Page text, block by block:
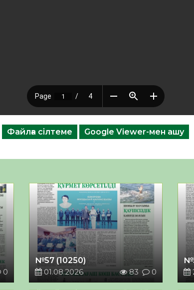
Файлға сілтеме Google Viewer-мен ашу
0
№57 (10250)
01.08.2026
83 0